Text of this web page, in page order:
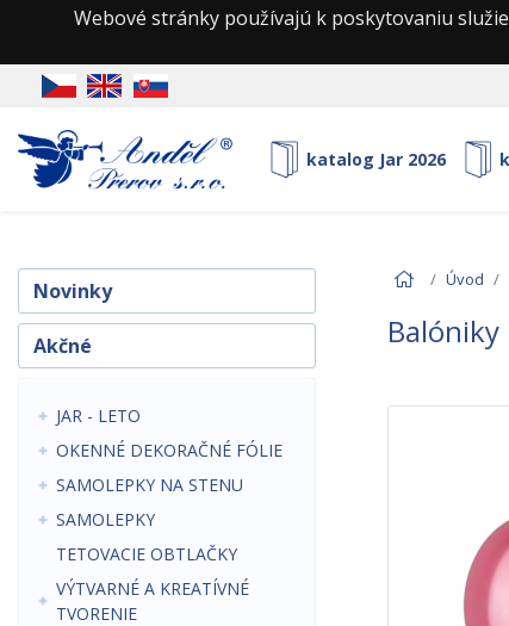
Webové stránky používajú k poskytovaniu
katalog Jar 2026
Novinky
Akčné
JAR - LETO
OKENNÉ DEKORAČNÉ FÓLIE
SAMOLEPKY NA STENU
SAMOLEPKY
TETOVACIE OBTLAČKY
VÝTVARNÉ A KREATÍVNÉ
TVORENIE
Úvod